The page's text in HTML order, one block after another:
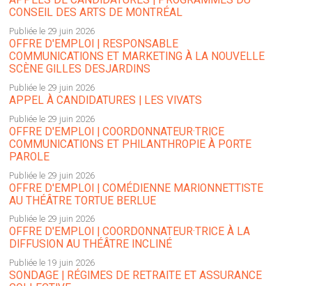
CONSEIL DES ARTS DE MONTRÉAL
Publiée le 29 juin 2026
OFFRE D'EMPLOI | RESPONSABLE
COMMUNICATIONS ET MARKETING À LA NOUVELLE
SCÈNE GILLES DESJARDINS
Publiée le 29 juin 2026
APPEL À CANDIDATURES | LES VIVATS
Publiée le 29 juin 2026
OFFRE D'EMPLOI | COORDONNATEUR·TRICE
COMMUNICATIONS ET PHILANTHROPIE À PORTE
PAROLE
Publiée le 29 juin 2026
OFFRE D'EMPLOI | COMÉDIENNE MARIONNETTISTE
AU THÉÂTRE TORTUE BERLUE
Publiée le 29 juin 2026
OFFRE D'EMPLOI | COORDONNATEUR·TRICE À LA
DIFFUSION AU THÉÂTRE INCLINÉ
Publiée le 19 juin 2026
SONDAGE | RÉGIMES DE RETRAITE ET ASSURANCE